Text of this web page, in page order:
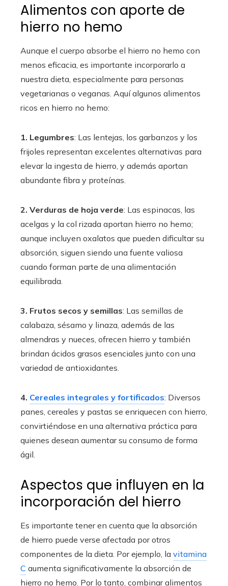
Alimentos con aporte de
hierro no hemo
Aunque el cuerpo absorbe el hierro no hemo con
menos eficacia, es importante incorporarlo a
nuestra dieta, especialmente para personas
vegetarianas o veganas. Aquí algunos alimentos
ricos en hierro no hemo:
1. Legumbres: Las lentejas, los garbanzos y los
frijoles representan excelentes alternativas para
elevar la ingesta de hierro, y además aportan
abundante fibra y proteínas.
2. Verduras de hoja verde: Las espinacas, las
acelgas y la col rizada aportan hierro no hemo;
aunque incluyen oxalatos que pueden dificultar su
absorción, siguen siendo una fuente valiosa
cuando forman parte de una alimentación
equilibrada.
3. Frutos secos y semillas: Las semillas de
calabaza, sésamo y linaza, además de las
almendras y nueces, ofrecen hierro y también
brindan ácidos grasos esenciales junto con una
variedad de antioxidantes.
4. Cereales integrales y fortificados: Diversos
panes, cereales y pastas se enriquecen con hierro,
convirtiéndose en una alternativa práctica para
quienes desean aumentar su consumo de forma
ágil.
Aspectos que influyen en la
incorporación del hierro
Es importante tener en cuenta que la absorción
de hierro puede verse afectada por otros
componentes de la dieta. Por ejemplo, la vitamina
C aumenta significativamente la absorción de
hierro no hemo. Por lo tanto, combinar alimentos